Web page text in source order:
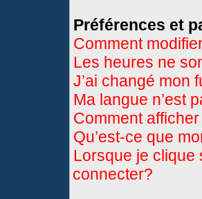
Préférences et
Comment
Les heures ne
J’ai changé mon
Ma langue n’est
Comment
Qu’est-ce que
Lorsque je clique
connecter?